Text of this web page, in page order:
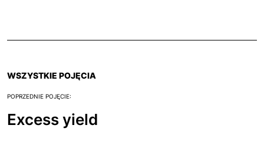
WSZYSTKIE POJĘCIA
POPRZEDNIE POJĘCIE:
Excess yield